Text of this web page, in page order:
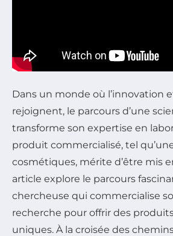
Dans un monde où l’innovation
rejoignent, le parcours d’une
transforme son expertise en
produit commercialisé, tel
cosmétiques, mérite d’être mis
article explore le parcours
chercheuse qui commercialise
recherche pour offrir des
uniques. À la croisée des